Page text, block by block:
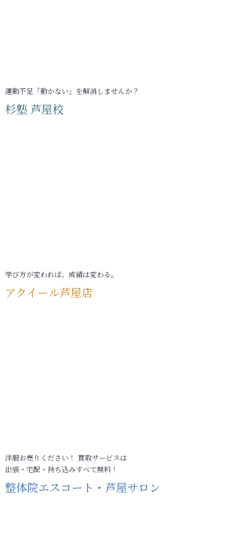
運動不足「動かない」を解消しませんか？
杉塾 芦屋校
学び方が変われば、成績は変わる。
アクイール芦屋店
洋服お売りください！ 買取サービスは
出張・宅配・持ち込みすべて無料！
整体院エスコート・芦屋サロン